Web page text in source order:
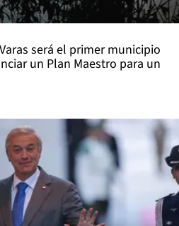
será el primer municipio
un Plan Maestro para un